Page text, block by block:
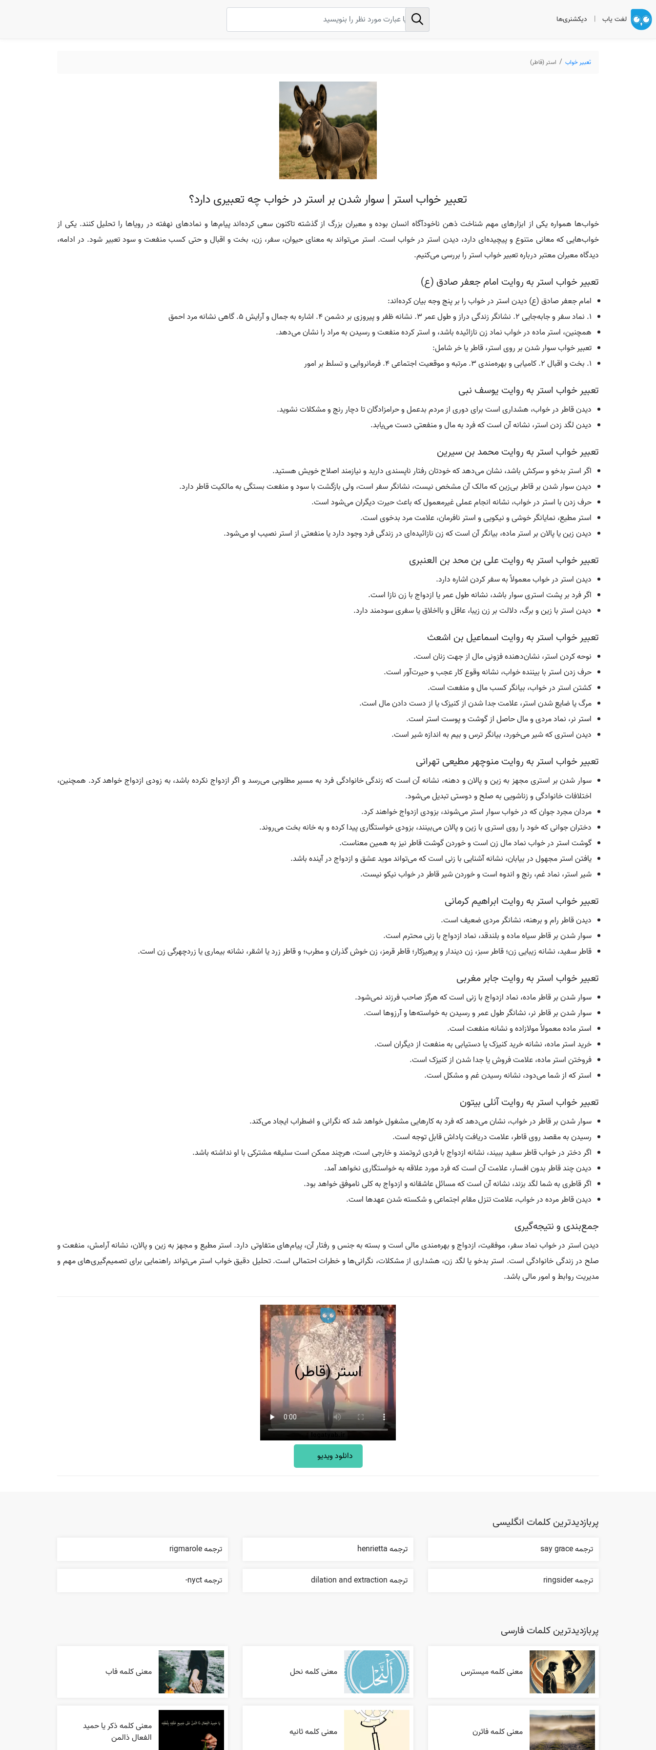
لغت یاب | دیکشنری‌ها
تعبیر خواب استر (قاطر)
تعبیر خواب استر | سوار شدن بر استر در خواب چه تعبیری دارد؟
خواب‌ها همواره یکی از ابزارهای مهم شناخت ذهن ناخودآگاه انسان بوده و معبران بزرگ از گذشته تاکنون سعی کرده‌اند پیام‌ها و نمادهای نهفته در رویاها را تحلیل کنند. یکی از
خواب‌هایی که معانی متنوع و پیچیده‌ای دارد، دیدن استر در خواب است. استر می‌تواند به معنای حیوان، سفر، زن، بخت و اقبال و حتی کسب منفعت و سود تعبیر شود. در ادامه،
دیدگاه معبران معتبر درباره تعبیر خواب استر را بررسی می‌کنیم.
تعبیر خواب استر به روایت امام جعفر صادق (ع)
امام جعفر صادق (ع) دیدن استر در خواب را بر پنج وجه بیان کرده‌اند:
1. نماد سفر و جابه‌جایی 2. نشانگر زندگی دراز و طول عمر 3. نشانه ظفر و پیروزی بر دشمن 4. اشاره به جمال و آرایش 5. گاهی نشانه مرد احمق
همچنین، استر ماده در خواب نماد زن نازائیده باشد، و استر کرده منفعت و رسیدن به مراد را نشان می‌دهد.
تعبیر خواب سوار شدن بر روی استر، قاطر یا خر شامل:
1. بخت و اقبال 2. کامیابی و بهره‌مندی 3. مرتبه و موقعیت اجتماعی 4. فرمانروایی و تسلط بر امور
تعبیر خواب استر به روایت یوسف نبی
دیدن قاطر در خواب، هشداری است برای دوری از مردم بدعمل و حرامزادگان تا دچار رنج و مشکلات نشوید.
دیدن لگد زدن استر، نشانه آن است که فرد به مال و منفعتی دست می‌یابد.
تعبیر خواب استر به روایت محمد بن سیرین
اگر استر بدخو و سرکش باشد، نشان می‌دهد که خودتان رفتار ناپسندی دارید و نیازمند اصلاح خویش هستید.
دیدن سوار شدن بر قاطر بی‌زین که مالک آن مشخص نیست، نشانگر سفر است، ولی بازگشت با سود و منفعت بستگی به مالکیت قاطر دارد.
حرف زدن با استر در خواب، نشانه انجام عملی غیرمعمول که باعث حیرت دیگران می‌شود است.
استر مطیع، نمایانگر خوشی و نیکویی و استر نافرمان، علامت مرد بدخوی است.
دیدن زین یا پالان بر استر ماده، بیانگر آن است که زن نازائیده‌ای در زندگی فرد وجود دارد یا منفعتی از استر نصیب او می‌شود.
تعبیر خواب استر به روایت علی بن محد بن العنبری
دیدن استر در خواب معمولاً به سفر کردن اشاره دارد.
اگر فرد بر پشت استری سوار باشد، نشانه طول عمر یا ازدواج با زن نازا است.
دیدن استر با زین و برگ، دلالت بر زن زیبا، عاقل و بااخلاق یا سفری سودمند دارد.
تعبیر خواب استر به روایت اسماعیل بن اشعث
نوحه کردن استر، نشان‌دهنده فزونی مال از جهت زنان است.
حرف زدن استر با بیننده خواب، نشانه وقوع کار عجب و حیرت‌آور است.
کشتن استر در خواب، بیانگر کسب مال و منفعت است.
مرگ یا ضایع شدن استر، علامت جدا شدن از کنیزک یا از دست دادن مال است.
استر نر، نماد مردی و مال حاصل از گوشت و پوست استر است.
دیدن استری که شیر می‌خورد، بیانگر ترس و بیم به اندازه شیر است.
تعبیر خواب استر به روایت منوچهر مطیعی تهرانی
سوار شدن بر استری مجهز به زین و پالان و دهنه، نشانه آن است که زندگی خانوادگی فرد به مسیر مطلوبی می‌رسد و اگر ازدواج نکرده باشد، به زودی ازدواج خواهد کرد. همچنین،
اختلافات خانوادگی و زناشویی به صلح و دوستی تبدیل می‌شود.
مردان مجرد جوان که در خواب سوار استر می‌شوند، بزودی ازدواج خواهند کرد.
دختران جوانی که خود را روی استری با زین و پالان می‌بینند، بزودی خواستگاری پیدا کرده و به خانه بخت می‌روند.
گوشت استر در خواب نماد مال زن است و خوردن گوشت قاطر نیز به همین معناست.
یافتن استر مجهول در بیابان، نشانه آشنایی با زنی است که می‌تواند موید عشق و ازدواج در آینده باشد.
شیر استر، نماد غم، رنج و اندوه است و خوردن شیر قاطر در خواب نیکو نیست.
تعبیر خواب استر به روایت ابراهیم کرمانی
دیدن قاطر رام و برهنه، نشانگر مردی ضعیف است.
سوار شدن بر قاطر سیاه ماده و بلندقد، نماد ازدواج با زنی محترم است.
قاطر سفید، نشانه زیبایی زن؛ قاطر سبز، زن دیندار و پرهیزکار؛ قاطر قرمز، زن خوش گذران و مطرب؛ و قاطر زرد یا اشقر، نشانه بیماری یا زردچهرگی زن است.
تعبیر خواب استر به روایت جابر مغربی
سوار شدن بر قاطر ماده، نماد ازدواج با زنی است که هرگز صاحب فرزند نمی‌شود.
سوار شدن بر قاطر نر، نشانگر طول عمر و رسیدن به خواسته‌ها و آرزوها است.
استر ماده معمولاً مولازاده و نشانه منفعت است.
خرید استر ماده، نشانه خرید کنیزک یا دستیابی به منفعت از دیگران است.
فروختن استر ماده، علامت فروش یا جدا شدن از کنیزک است.
استر که از شما می‌دود، نشانه رسیدن غم و مشکل است.
تعبیر خواب استر به روایت آنلی بیتون
سوار شدن بر قاطر در خواب، نشان می‌دهد که فرد به کارهایی مشغول خواهد شد که نگرانی و اضطراب ایجاد می‌کند.
رسیدن به مقصد روی قاطر، علامت دریافت پاداش قابل توجه است.
اگر دختر در خواب قاطر سفید ببیند، نشانه ازدواج با فردی ثروتمند و خارجی است، هرچند ممکن است سلیقه مشترکی با او نداشته باشد.
دیدن چند قاطر بدون افسار، علامت آن است که فرد مورد علاقه به خواستگاری نخواهد آمد.
اگر قاطری به شما لگد بزند، نشانه آن است که مسائل عاشقانه و ازدواج به کلی ناموفق خواهد بود.
دیدن قاطر مرده در خواب، علامت تنزل مقام اجتماعی و شکسته شدن عهدها است.
جمع‌بندی و نتیجه‌گیری
دیدن استر در خواب نماد سفر، موفقیت، ازدواج و بهره‌مندی مالی است و بسته به جنس و رفتار آن، پیام‌های متفاوتی دارد. استر مطیع و مجهز به زین و پالان، نشانه آرامش، منفعت و
صلح در زندگی خانوادگی است. استر بدخو یا لگد زن، هشداری از مشکلات، نگرانی‌ها و خطرات احتمالی است. تحلیل دقیق خواب استر می‌تواند راهنمایی برای تصمیم‌گیری‌های مهم و
مدیریت روابط و امور مالی باشد.
دانلود ویدیو
پربازدیدترین کلمات انگلیسی
ترجمه say grace ترجمه henrietta ترجمه rigmarole
ترجمه ringsider ترجمه dilation and extraction ترجمه nyct-
پربازدیدترین کلمات فارسی
معنی کلمه میسترس معنی کلمه نحل معنی کلمه فاب
معنی کلمه فاثرن معنی کلمه ثانیه
معنی کلمه ذکر یا حمید
الفعال ذالمن